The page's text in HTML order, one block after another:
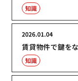
知識
賃貸物件で鍵を
2026.01.04
知識